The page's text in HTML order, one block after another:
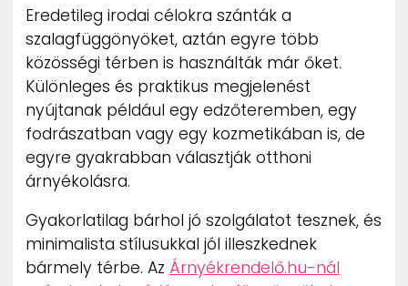
Eredetileg irodai célokra szánták a
szalagfüggönyöket, aztán egyre több
közösségi térben is használták már őket.
Különleges és praktikus megjelenést
nyújtanak például egy edzőteremben, egy
fodrászatban vagy egy kozmetikában is, de
egyre gyakrabban választják otthoni
árnyékolásra.
Gyakorlatilag bárhol jó szolgálatot tesznek, és
minimalista stílusukkal jól illeszkednek
bármely térbe. Az Árnyékrendelő.hu-nál